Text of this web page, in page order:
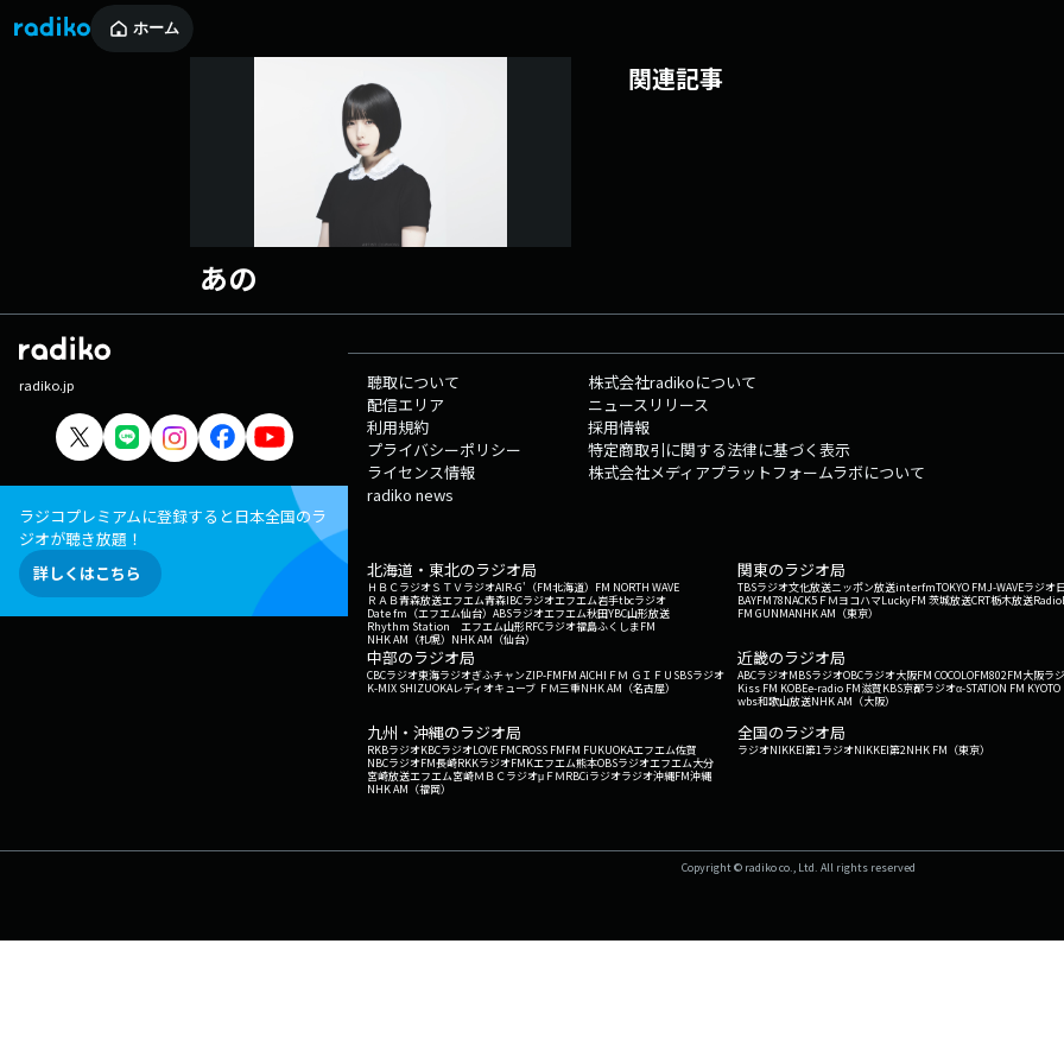
ホーム
あの
関連記事
radiko.jp
ラジコプレミアムに登録すると日本全国のラ
ジオが聴き放題！
詳しくはこちら
聴取について
配信エリア
利用規約
プライバシーポリシー
ライセンス情報
radiko news
株式会社radikoについて
ニュースリリース
採用情報
特定商取引に関する法律に基づく表示
株式会社メディアプラットフォームラボについて
北海道・東北のラジオ局
ＨＢＣラジオＳＴＶラジオAIR-G'（FM北海道） FM NORTH WAVE
ＲＡＢ青森放送エフエム青森IBCラジオエフエム岩手tbcラジオ
Date fm（エフエム仙台） ABSラジオエフエム秋田YBC山形放送
Rhythm Station エフエム山形RFCラジオ福島ふくしまFM
NHK AM（札幌） NHK AM（仙台）
関東のラジオ局
TBSラジオ文化放送ニッポン放送interfmTOKYO FMJ-WAVEラジオ
BAYFM78NACK5 ＦＭヨコハマLuckyFM 茨城放送CRT栃木放送
FM GUNMANHK AM（東京）
中部のラジオ局
CBCラジオ東海ラジオぎふチャンZIP-FMFM AICHI ＦＭ ＧＩＦＵ SBSラジオ
K-MIX SHIZUOKAレディオキューブ ＦＭ三重NHK AM（名古屋）
近畿のラジオ局
ABCラジオMBSラジオOBCラジオ大阪FM COCOLOFM802FM大阪ラ
Kiss FM KOBEe-radio FM滋賀KBS京都ラジオα-STATION FM KYOTO
wbs和歌山放送NHK AM（大阪）
九州・沖縄のラジオ局
RKBラジオKBCラジオLOVE FMCROSS FMFM FUKUOKAエフエム佐賀
NBCラジオFM長崎RKKラジオFMKエフエム熊本OBSラジオエフエム大分
宮崎放送エフエム宮崎ＭＢＣラジオμＦＭRBCiラジオラジオ沖縄FM沖縄
NHK AM（福岡）
全国のラジオ局
ラジオNIKKEI第1ラジオNIKKEI第2NHK FM（東京）
Copyright © radiko co., Ltd. All rights reserved